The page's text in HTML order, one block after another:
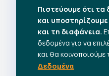
Πιστεύουμε ότι τα
και
και τη διαφάνεια.
δεδομένα για να
και θα
Δεδομένα